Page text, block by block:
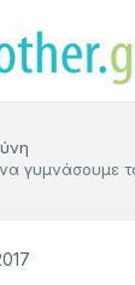
γυμνάσουμε